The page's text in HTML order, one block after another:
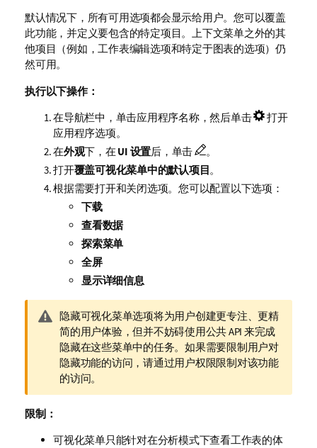
默认情况下，所有可用选项都会显示给用户。您可以覆盖
此功能，并定义要包含的特定项目。上下文菜单之外的其
他项目（例如，工作表编辑选项和特定于图表的选项）仍
然可用。
执行以下操作：
在导航栏中，单击应用程序名称，然后单击
打开
应用程序选项。
在外观下，在 UI 设置后，单击
。
打开覆盖可视化菜单中的默认项目。
根据需要打开和关闭选项。您可以配置以下选项：
下载
查看数据
探索菜单
全屏
显示详细信息
警
告
注
释
隐藏可视化菜单选项将为用户创建更专注、更精
简的用户体验，但并不妨碍使用公共 API 来完成
隐藏在这些菜单中的任务。如果需要限制用户对
隐藏功能的访问，请通过用户权限限制对该功能
的访问。
限制：
可视化菜单只能针对在分析模式下查看工作表的体